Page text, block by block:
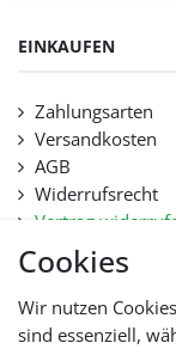
Cookies
Wir nutzen
sind essenziell,
EINKAUFEN
Zahlungsarten
Versandkosten
AGB
Widerrufsrecht
Vertrag
Datenschutz
Hilfe
Lieferfristen und